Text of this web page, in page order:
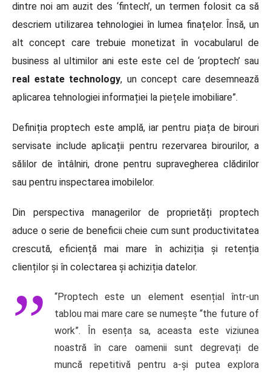
dintre noi am auzit des ‘fintech’, un termen folosit ca să
descriem utilizarea tehnologiei în lumea finațelor. Însă, un
alt concept care trebuie monetizat în vocabularul de
business al ultimilor ani este este cel de ‘proptech’ sau
real estate technology, un concept care desemnează
aplicarea tehnologiei informației la piețele imobiliare”.
Definiția proptech este amplă, iar pentru piața de birouri
servisate include aplicații pentru rezervarea birourilor, a
sălilor de întâlniri, drone pentru supravegherea clădirilor
sau pentru inspectarea imobilelor.
Din perspectiva managerilor de proprietăți proptech
aduce o serie de beneficii cheie cum sunt productivitatea
crescută, eficiență mai mare în achiziția și retenția
clienților și în colectarea și achiziția datelor.
“Proptech este un element esențial într-un
tablou mai mare care se numește “the future of
work”. În esența sa, aceasta este viziunea
noastră în care oamenii sunt degrevați de
muncă repetitivă pentru a-și putea explora